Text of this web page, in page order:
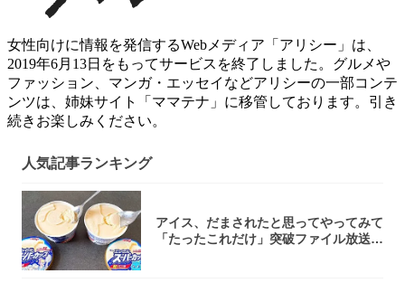
女性向けに情報を発信するWebメディア「アリシー」は、
2019年6月13日をもってサービスを終了しました。グルメや
ファッション、マンガ・エッセイなどアリシーの一部コンテ
ンツは、姉妹サイト「ママテナ」に移管しております。引き
続きお楽しみください。
人気記事ランキング
アイス、だまされたと思ってやってみて
「たったこれだけ」突破ファイル放送で